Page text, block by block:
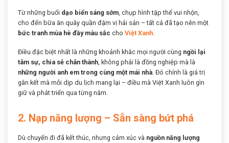
Từ những buổi dạo biển sáng sớm, chụp hình tập thể vui nhộn,
cho đến bữa ăn quây quần đậm vị hải sản – tất cả đã tạo nên một
bức tranh mùa hè đầy màu sắc cho Việt Xanh.
Điều đặc biệt nhất là những khoảnh khắc mọi người cùng ngồi lại
tâm sự, chia sẻ chân thành , không phải là đồng nghiệp mà là
những người anh em trong cùng một mái nhà . Đó chính là giá trị
gắn kết mà mỗi dịp du lịch mang lại – điều mà Việt Xanh luôn gìn
giữ và phát triển qua từng năm.
2. Nạp năng lượng – Sẵn sàng bứt phá
Dù chuyến đi đã kết thúc, nhưng cảm xúc và nguồn năng lượng